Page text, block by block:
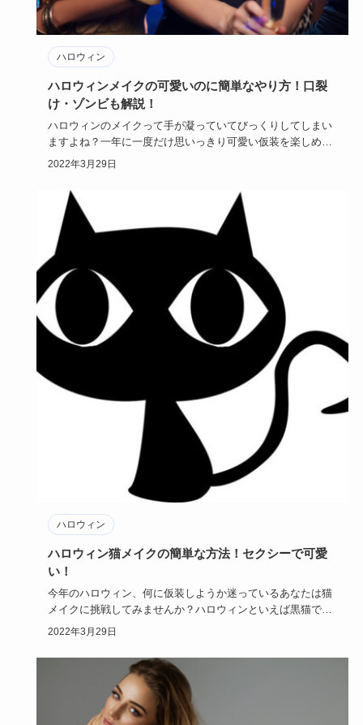
ハロウィン
ハロウィンメイクの可愛いのに簡単なやり方！口裂
け・ゾンビも解説！
ハロウィンのメイクって手が凝っていてびっくりしてしまい
ますよね？一年に一度だけ思いっきり可愛い仮装を楽しめる
ハロウィン。ハ…
2022年3月29日
ハロウィン
ハロウィン猫メイクの簡単な方法！セクシーで可愛
い！
今年のハロウィン、何に仮装しようか迷っているあなたは猫
メイクに挑戦してみませんか？ハロウィンといえば黒猫で
す！猫メイクは日…
2022年3月29日